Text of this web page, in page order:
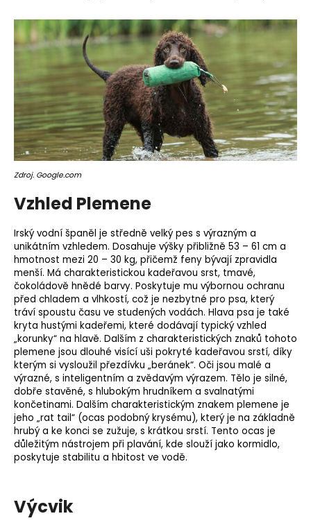
Zdroj. Google.com
Vzhled Plemene
Irský vodní španěl je středně velký pes s výrazným a
unikátním vzhledem. Dosahuje výšky přibližně 53 – 61 cm a
hmotnost mezi 20 – 30 kg, přičemž feny bývají zpravidla
menší. Má charakteristickou kadeřavou srst, tmavé,
čokoládově hnědé barvy. Poskytuje mu výbornou ochranu
před chladem a vlhkostí, což je nezbytné pro psa, který
tráví spoustu času ve studených vodách. Hlava psa je také
kryta hustými kadeřemi, které dodávají typický vzhled
„korunky“ na hlavě. Dalším z charakteristických znaků tohoto
plemene jsou dlouhé visící uši pokryté kadeřavou srstí, díky
kterým si vysloužil přezdívku „beránek“. Oči jsou malé a
výrazné, s inteligentním a zvědavým výrazem. Tělo je silné,
dobře stavěné, s hlubokým hrudníkem a svalnatými
končetinami. Dalším charakteristickým znakem plemene je
jeho „rat tail“ (ocas podobný krysému), který je na základně
hrubý a ke konci se zužuje, s krátkou srstí. Tento ocas je
důležitým nástrojem při plavání, kde slouží jako kormidlo,
poskytuje stabilitu a hbitost ve vodě.
Výcvik